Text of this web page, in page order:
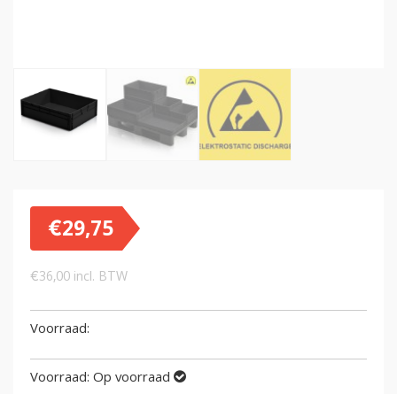
€29,75
€36,00 incl. BTW
Voorraad:
Op voorraad